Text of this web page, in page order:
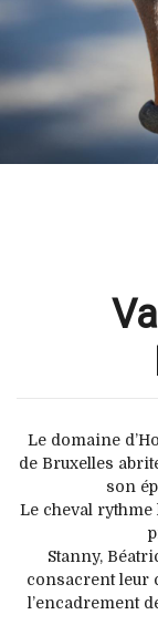
Le domaine
de Bruxelles
son
Le cheval rythme
Stanny,
consacrent leur
l’encadrement